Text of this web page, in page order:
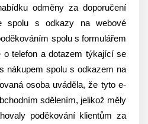
odměny za doporučení
spolu s odkazy na webové
spolu s formulářem
o telefon a dotazem týkající se
nákupem spolu s odkazem na
osoba uváděla, že tyto e-
sdělením, jelikož měly
poděkování klientům za